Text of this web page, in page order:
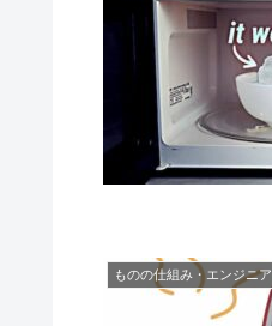
ものの仕組み・エンジニア